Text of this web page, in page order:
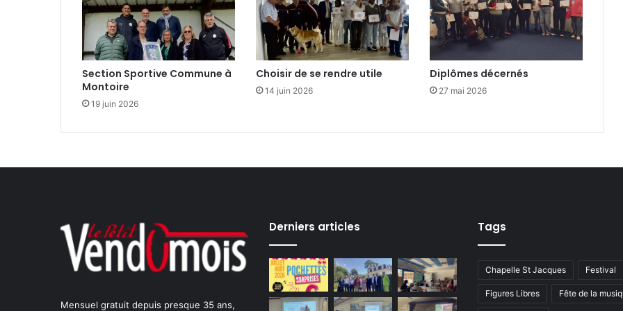
n
e
r
i
n
g
Section Sportive Commune à
Montoire
19 juin 2026
Choisir de se rendre utile
14 juin 2026
Diplômes décernés
27 mai 2026
Mensuel gratuit depuis presque 35 ans,
Derniers articles Tags
Chapelle St Jacques Festival
Figures Libres Fête de la